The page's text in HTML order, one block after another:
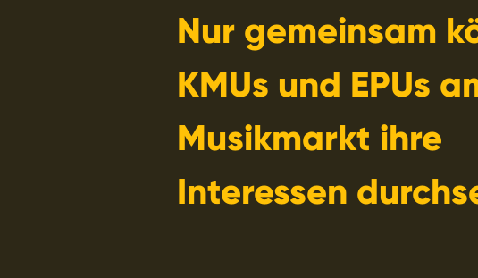
Nur gemeinsam
KMUs und EPUs
Musikmarkt ihre
Interessen